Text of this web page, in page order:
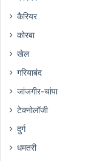
कैरियर
कोरबा
खेल
गरियाबंद
जांजगीर-चांपा
टेक्नोलॉजी
दुर्ग
धमतरी